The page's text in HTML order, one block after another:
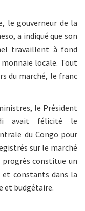
le gouverneur de la
a indiqué que son
travaillent à fond
locale. Tout
du marché, le franc
le Président
avait félicité le
du Congo pour
sur le marché
progrès constitue un
constants dans la
et budgétaire.